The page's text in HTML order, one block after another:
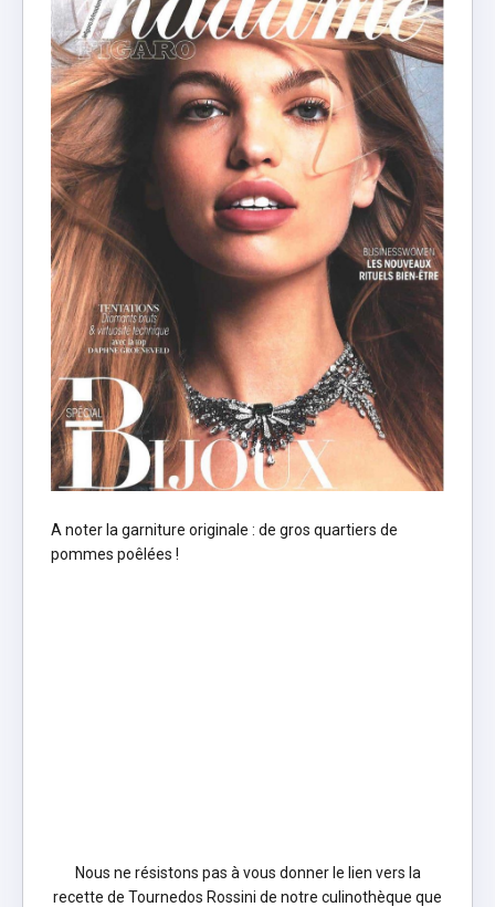
A noter la garniture originale : de gros quartiers de
pommes poêlées !
Nous ne résistons pas à vous donner le lien vers la
recette de Tournedos Rossini de notre culinothèque que